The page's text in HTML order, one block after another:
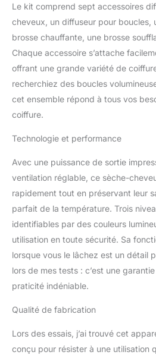
en
abîmer
flux
qui
de la
friser
【3
VENT
Le kit comprend sept accessoires
cheveux, un diffuseur pour boucles,
brosse chauffante, une brosse
Chaque accessoire s’attache
offrant une grande variété de
recherchiez des boucles
cet ensemble répond à tous vos
coiffure.
Technologie et performance
Avec une puissance de sortie
ventilation réglable, ce sèche-
rapidement tout en préservant leur
parfait de la température. Trois
identifiables par des couleurs
utilisation en toute sécurité. Sa
lorsque vous le lâchez est un détail
lors de mes tests : c’est une
praticité indéniable.
Qualité de fabrication
Lors des essais, j’ai trouvé cet
conçu pour résister à une utilisation